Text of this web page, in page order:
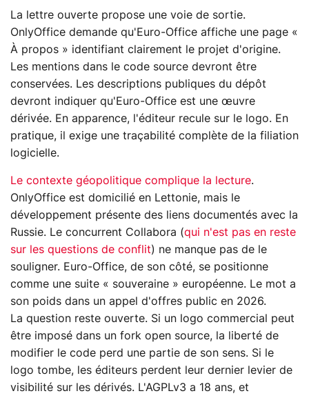
La lettre ouverte propose une voie de sortie.
OnlyOffice demande qu'Euro-Office affiche une page «
À propos » identifiant clairement le projet d'origine.
Les mentions dans le code source devront être
conservées. Les descriptions publiques du dépôt
devront indiquer qu'Euro-Office est une œuvre
dérivée. En apparence, l'éditeur recule sur le logo. En
pratique, il exige une traçabilité complète de la filiation
logicielle.
Le contexte géopolitique complique la lecture.
OnlyOffice est domicilié en Lettonie, mais le
développement présente des liens documentés avec la
Russie. Le concurrent Collabora (qui n'est pas en reste
sur les questions de conflit) ne manque pas de le
souligner. Euro-Office, de son côté, se positionne
comme une suite « souveraine » européenne. Le mot a
son poids dans un appel d'offres public en 2026.
La question reste ouverte. Si un logo commercial peut
être imposé dans un fork open source, la liberté de
modifier le code perd une partie de son sens. Si le
logo tombe, les éditeurs perdent leur dernier levier de
visibilité sur les dérivés. L'AGPLv3 a 18 ans, et